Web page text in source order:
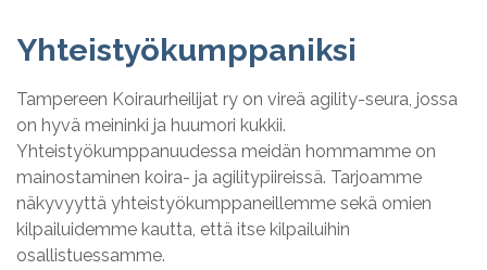
Yhteistyökumppaniksi
Tampereen Koiraurheilijat ry on vireä agility-seura, jossa
on hyvä meininki ja huumori kukkii.
Yhteistyökumppanuudessa meidän hommamme on
mainostaminen koira- ja agilitypiireissä. Tarjoamme
näkyvyyttä yhteistyökumppaneillemme sekä omien
kilpailuidemme kautta, että itse kilpailuihin
osallistuessamme.